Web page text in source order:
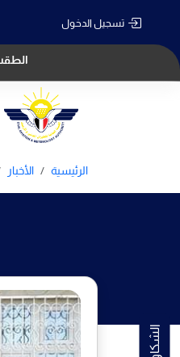
تسجيل الدخول
الرئيسية الأخبار